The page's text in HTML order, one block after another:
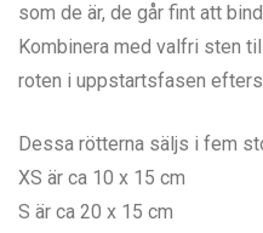
som de är, de går fint att
Kombinera med valfri sten
roten i uppstartsfasen
Dessa rötterna säljs i fem
XS är ca 10 x 15 cm
S är ca 20 x 15 cm